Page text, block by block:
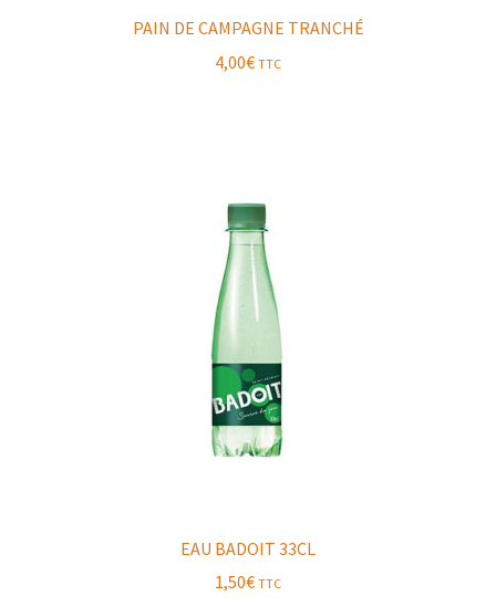
PAIN DE CAMPAGNE TRANCHÉ
4,00€ TTC
EAU BADOIT 33CL
1,50€ TTC